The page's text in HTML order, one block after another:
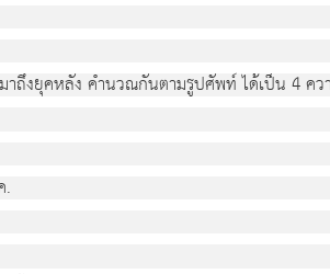
าถึงยุคหลัง คำนวณกันตามรูปศัพท์ ได้เป็น 4 ค
.